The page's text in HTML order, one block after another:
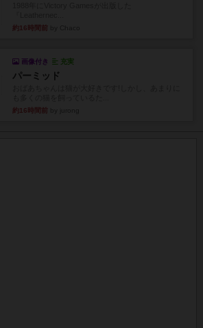
約16時間前
画像付き 充実
パーミッド
約16時間前